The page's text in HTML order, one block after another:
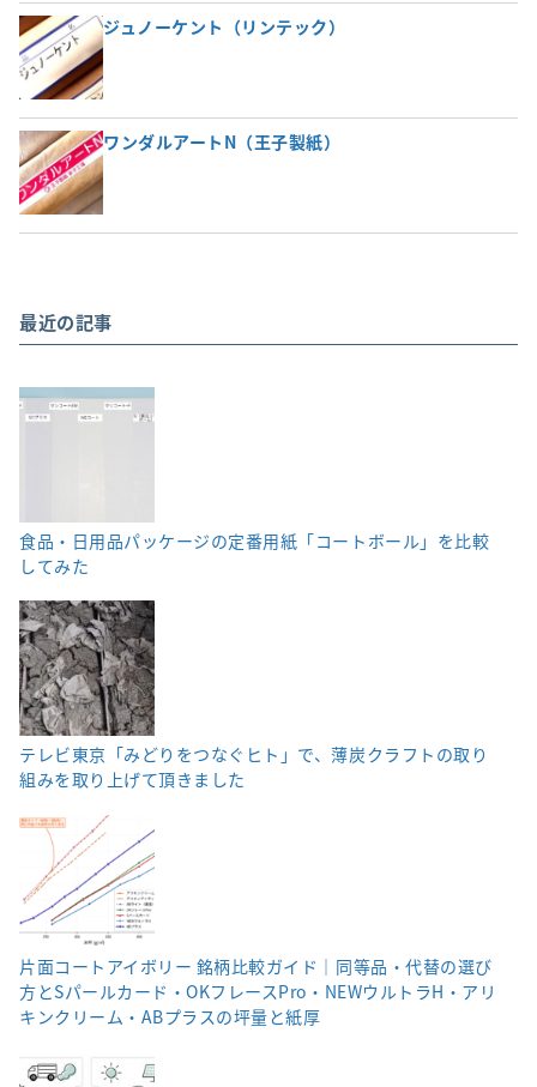
ジュノーケント（リンテック）
ワンダルアートN（王子製紙）
最近の記事
食品・日用品パッケージの定番用紙「コートボール」を比較
してみた
テレビ東京「みどりをつなぐヒト」で、薄炭クラフトの取り
組みを取り上げて頂きました
片面コートアイボリー 銘柄比較ガイド｜同等品・代替の選び
方とSパールカード・OKフレースPro・NEWウルトラH・アリ
キンクリーム・ABプラスの坪量と紙厚